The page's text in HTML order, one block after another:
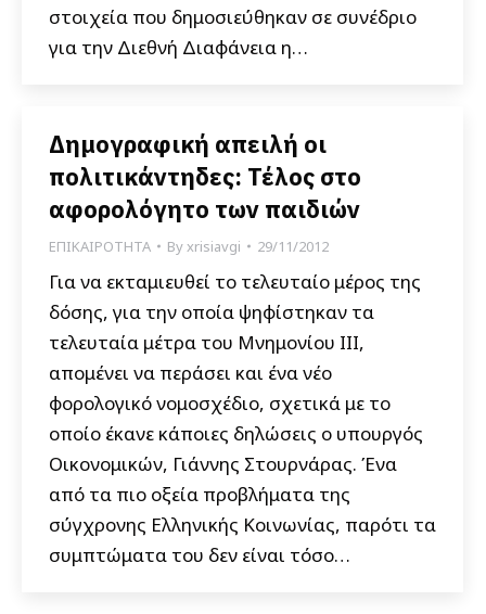
στοιχεία που δημοσιεύθηκαν σε συνέδριο
για την Διεθνή Διαφάνεια η…
Δημογραφική απειλή οι
πολιτικάντηδες: Τέλος στο
αφορολόγητο των παιδιών
ΕΠΙΚΑΙΡΟΤΗΤΑ Byxrisiavgi 29/11/2012
Για να εκταμιευθεί το τελευταίο μέρος της
δόσης, για την οποία ψηφίστηκαν τα
τελευταία μέτρα του Μνημονίου ΙΙΙ,
απομένει να περάσει και ένα νέο
φορολογικό νομοσχέδιο, σχετικά με το
οποίο έκανε κάποιες δηλώσεις ο υπουργός
Οικονομικών, Γιάννης Στουρνάρας. Ένα
από τα πιο οξεία προβλήματα της
σύγχρονης Ελληνικής Κοινωνίας, παρότι τα
συμπτώματα του δεν είναι τόσο…